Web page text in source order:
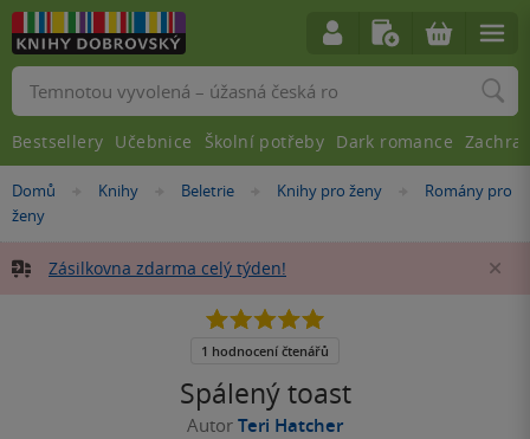
Nacházíte
se
Domů »
Knihy »
Beletrie »
Knihy pro ženy »
Romány pro
ženy
Zásilkovna zdarma celý týden!
Spálený toast
Autor Teri Hatcher
5.0
5
1 hodnocení čtenářů
Vyhledávání
Bestsellery Učebnice Školní potřeby Dark romance